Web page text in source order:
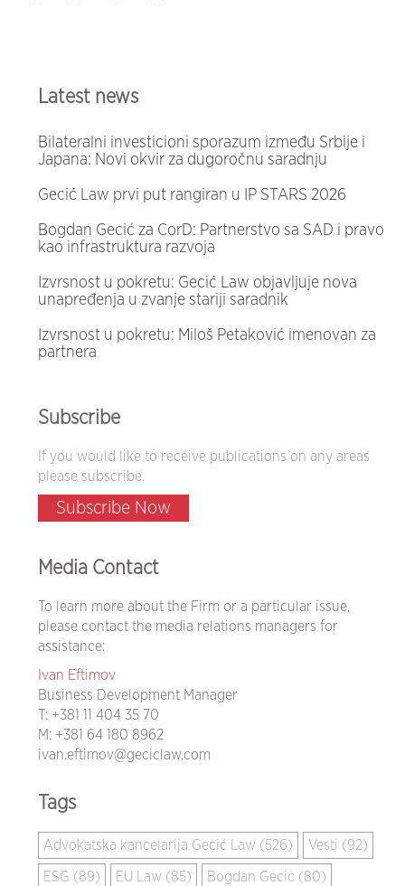
Latest news
Bilateralni investicioni sporazum između Srbije i
Japana: Novi okvir za dugoročnu saradnju
Gecić Law prvi put rangiran u IP STARS 2026
Bogdan Gecić za CorD: Partnerstvo sa SAD i pravo
kao infrastruktura razvoja
Izvrsnost u pokretu: Gecić Law objavljuje nova
unapređenja u zvanje stariji saradnik
Izvrsnost u pokretu: Miloš Petaković imenovan za
partnera
Subscribe
If you would like to receive publications on any areas
please subscribe.
Subscribe Now
Media Contact
To learn more about the Firm or a particular issue,
please contact the media relations managers for
assistance:
Ivan Eftimov
Business Development Manager
T: +381 11 404 35 70
M: +381 64 180 8962
ivan.eftimov@geciclaw.com
Tags
Advokatska kancelarija Gecić Law (526) Vesti (92)
ESG (89) EU Law (85) Bogdan Gecic (80)